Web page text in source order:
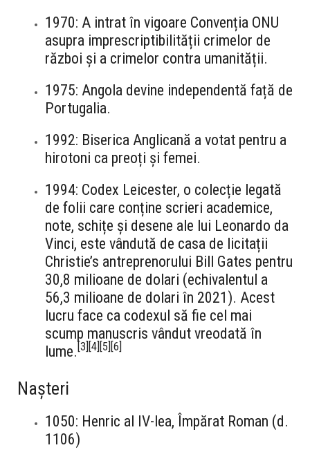
1970: A intrat în vigoare Convenția ONU
asupra imprescriptibilității crimelor de
război și a crimelor contra umanității.
1975: Angola devine independentă față de
Portugalia.
1992: Biserica Anglicană a votat pentru a
hirotoni ca preoți și femei.
1994: Codex Leicester, o colecție legată
de folii care conține scrieri academice,
note, schițe și desene ale lui Leonardo da
Vinci, este vândută de casa de licitații
Christie’s antreprenorului Bill Gates pentru
30,8 milioane de dolari (echivalentul a
56,3 milioane de dolari în 2021). Acest
lucru face ca codexul să fie cel mai
scump manuscris vândut vreodată în
lume. 3 4 5 6
Nașteri
1050: Henric al IV-lea, Împărat Roman (d.
1106)